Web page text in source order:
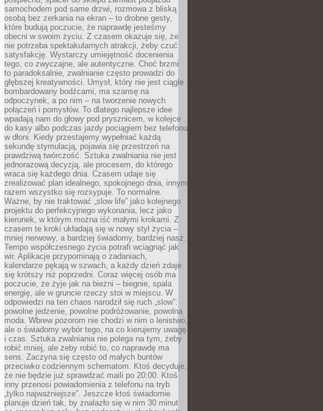
samochodem pod same drzwi, rozmowa z bliską
osobą bez zerkania na ekran – to drobne gesty,
które budują poczucie, że naprawdę jesteśmy
obecni w swoim życiu. Z czasem okazuje się, że
nie potrzeba spektakularnych atrakcji, żeby czuć
satysfakcję. Wystarczy umiejętność docenienia
tego, co zwyczajne, ale autentyczne. Choć brzmi
to paradoksalnie, zwalnianie często prowadzi do
głębszej kreatywności. Umysł, który nie jest ciągle
bombardowany bodźcami, ma szansę na
odpoczynek, a po nim – na tworzenie nowych
połączeń i pomysłów. To dlatego najlepsze idee
wpadają nam do głowy pod prysznicem, w kolejce
do kasy albo podczas jazdy pociągiem bez telefonu
w dłoni. Kiedy przestajemy wypełniać każdą
sekundę stymulacją, pojawia się przestrzeń na
prawdziwą twórczość. Sztuka zwalniania nie jest
jednorazową decyzją, ale procesem, do którego
wraca się każdego dnia. Czasem udaje się
zrealizować plan idealnego, spokojnego dnia, innym
razem wszystko się rozsypuje. To normalne.
Ważne, by nie traktować „slow life” jako kolejnego
projektu do perfekcyjnego wykonania, lecz jako
kierunek, w którym można iść małymi krokami. Z
czasem te kroki układają się w nowy styl życia –
mniej nerwowy, a bardziej świadomy, bardziej nasz.
Tempo współczesnego życia potrafi wciągnąć jak
wir. Aplikacje przypominają o zadaniach,
kalendarze pękają w szwach, a każdy dzień zdaje
się krótszy niż poprzedni. Coraz więcej osób ma
poczucie, że żyje jak na bieżni – biegnie, spala
energię, ale w gruncie rzeczy stoi w miejscu. W
odpowiedzi na ten chaos narodził się ruch „slow”:
powolne jedzenie, powolne podróżowanie, powolna
moda. Wbrew pozorom nie chodzi w nim o lenistwo,
ale o świadomy wybór tego, na co kierujemy uwagę
i czas. Sztuka zwalniania nie polega na tym, żeby
robić mniej, ale żeby robić to, co naprawdę ma
sens. Zaczyna się często od małych buntów
przeciwko codziennym schematom. Ktoś decyduje,
że nie będzie już sprawdzać maili po 20:00. Ktoś
inny przenosi powiadomienia z telefonu na tryb
„tylko najważniejsze”. Jeszcze ktoś świadomie
planuje dzień tak, by znalazło się w nim 30 minut